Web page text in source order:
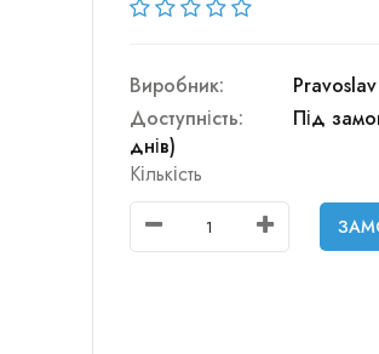
Виробник:
Доступність:
Під
днів)
Кількість